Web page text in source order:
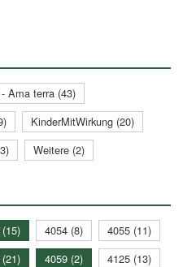
Ama terra (43)
KinderMitWirkung (20)
Weitere (2)
4054 (8)
4055 (11)
4059 (2) 4125 (13)